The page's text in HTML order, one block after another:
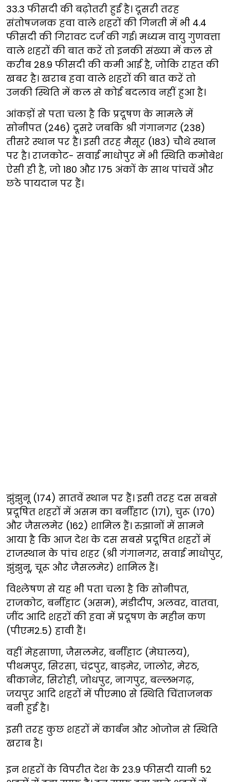
33.3 फीसदी की बढ़ोतरी हुई है। दूसरी तरह
संतोषजनक हवा वाले शहरों की गिनती में भी 4.4
फीसदी की गिरावट दर्ज की गई। मध्यम वायु गुणवत्ता
वाले शहरों की बात करें तो इनकी संख्या में कल से
करीब 28.9 फीसदी की कमी आई है, जोकि राहत की
खबर है। खराब हवा वाले शहरों की बात करें तो
उनकी स्थिति में कल से कोई बदलाव नहीं हुआ है।
आंकड़ों से पता चला है कि प्रदूषण के मामले में
सोनीपत (246) दूसरे जबकि श्री गंगानगर (238)
तीसरे स्थान पर है। इसी तरह मैसूर (183) चौथे स्थान
पर है। राजकोट- सवाई माधोपुर में भी स्थिति कमोबेश
ऐसी ही है, जो 180 और 175 अंकों के साथ पांचवें और
छठे पायदान पर हैं।
झुंझुनू (174) सातवें स्थान पर हैं। इसी तरह दस सबसे
प्रदूषित शहरों में असम का बर्नीहाट (171), चुरू (170)
और जैसलमेर (162) शामिल हैं। रुझानों में सामने
आया है कि आज देश के दस सबसे प्रदूषित शहरों में
राजस्थान के पांच शहर (श्री गंगानगर, सवाई माधोपुर,
झुंझुनू, चूरू और जैसलमेर) शामिल हैं।
विश्लेषण से यह भी पता चला है कि सोनीपत,
राजकोट, बर्नीहाट (असम), मंडीदीप, अलवर, वातवा,
जींद आदि शहरों की हवा में प्रदूषण के महीन कण
(पीएम2.5) हावी हैं।
वहीं मेहसाणा, जैसलमेर, बर्नीहाट (मेघालय),
पीथमपुर, सिरसा, चंद्रपुर, बाड़मेर, जालोर, मेरठ,
बीकानेर, सिरोही, जोधपुर, नागपुर, बल्लभगढ़,
जयपुर आदि शहरों में पीएम10 से स्थिति चिंताजनक
बनी हुई है।
इसी तरह कुछ शहरों में कार्बन और ओजोन से स्थिति
खराब है।
इन शहरों के विपरीत देश के 23.9 फीसदी यानी 52